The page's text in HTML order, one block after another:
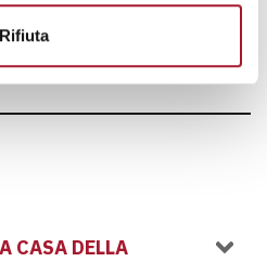
Rifiuta
SOSPENSIONE
CASA DELLA